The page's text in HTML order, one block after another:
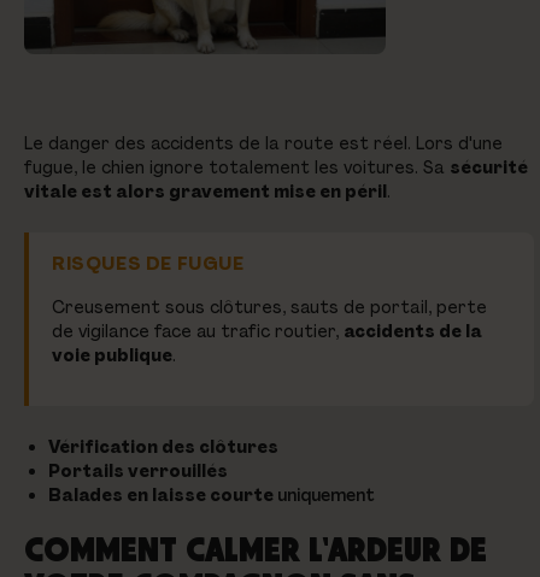
Le danger des accidents de la route est réel. Lors d'une
fugue, le chien ignore totalement les voitures. Sa sécurité
vitale est alors gravement mise en péril .
RISQUES DE FUGUE
Creusement sous clôtures, sauts de portail, perte
de vigilance face au trafic routier, accidents de la
voie publique.
Vérification des clôtures
Portails verrouillés
Balades en laisse courte uniquement
COMMENT CALMER L'ARDEUR DE